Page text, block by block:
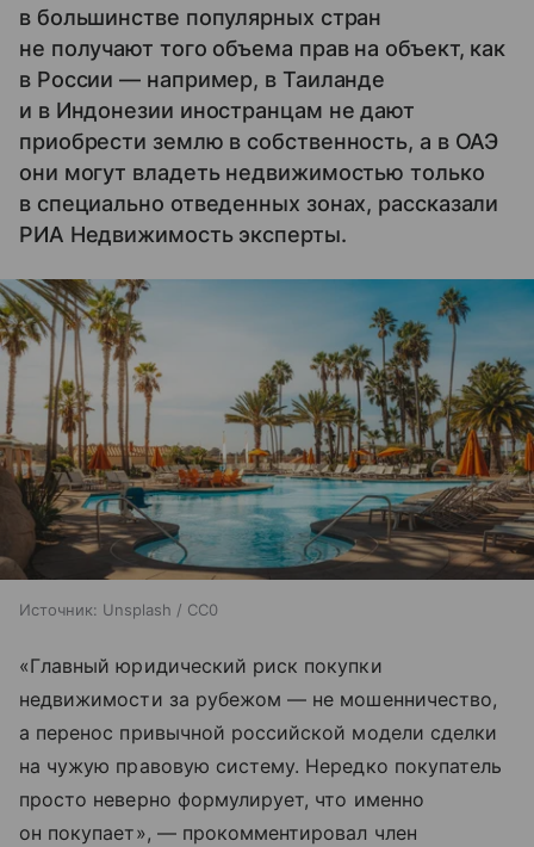
в большинстве популярных стран
не получают того объема прав на объект, как
в России — например, в Таиланде
и в Индонезии иностранцам не дают
приобрести землю в собственность, а в ОАЭ
они могут владеть недвижимостью только
в специально отведенных зонах, рассказали
РИА Недвижимость эксперты.
Источник: Unsplash / CC0
«Главный юридический риск покупки
недвижимости за рубежом — не мошенничество,
а перенос привычной российской модели сделки
на чужую правовую систему. Нередко покупатель
просто неверно формулирует, что именно
он покупает», — прокомментировал член